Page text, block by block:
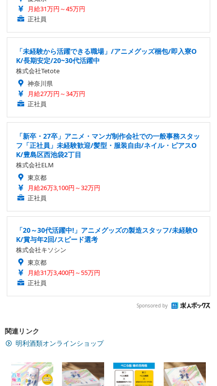
月給31万円～45万円
正社員
「未経験から活躍できる職場」/アニメグッズ梱包/即入寮O
K/長期安定/20~30代活躍中
株式会社Tetote
神奈川県
月給27万円～34万円
正社員
「新卒・27卒」アニメ・マンガ制作会社での一般事務スタッ
フ「正社員」未経験歓迎/髪型・服装自由/ネイル・ピアスO
K/豊島区西池袋2丁目
株式会社ELM
東京都
月給26万3,100円～32万円
正社員
「20～30代活躍中!」アニメグッズの製造スタッフ/未経験O
K/賞与年2回/スピード選考
株式会社キソシン
東京都
月給31万3,400円～55万円
正社員
Sponsored by
関連リンク
明利酒類オンラインショップ